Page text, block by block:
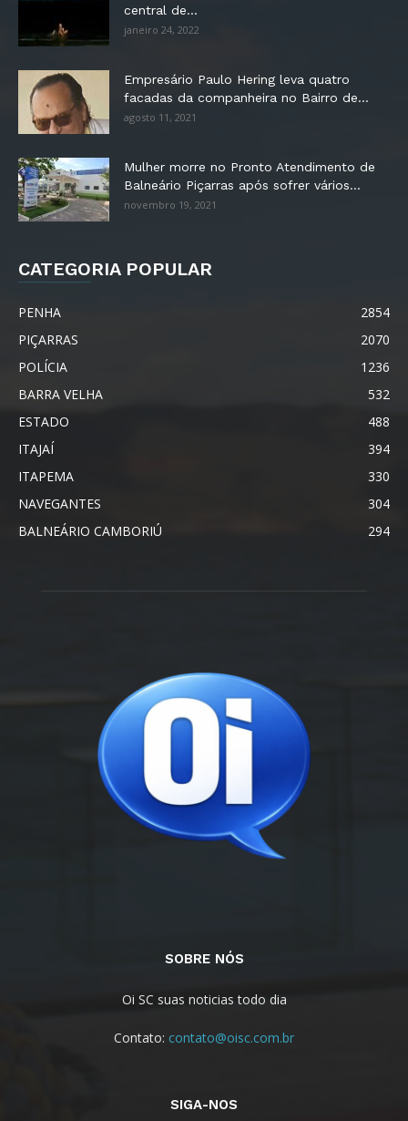
central de...
janeiro 24, 2022
Empresário Paulo Hering leva quatro
facadas da companheira no Bairro de...
agosto 11, 2021
Mulher morre no Pronto Atendimento de
Balneário Piçarras após sofrer vários...
novembro 19, 2021
CATEGORIA POPULAR
PENHA
2854
PIÇARRAS
2070
POLÍCIA
1236
BARRA VELHA
532
ESTADO
488
ITAJAÍ
394
ITAPEMA
330
NAVEGANTES
304
BALNEÁRIO CAMBORIÚ
294
SOBRE NÓS
Oi SC suas noticias todo dia
Contato: contato@oisc.com.br
SIGA-NOS